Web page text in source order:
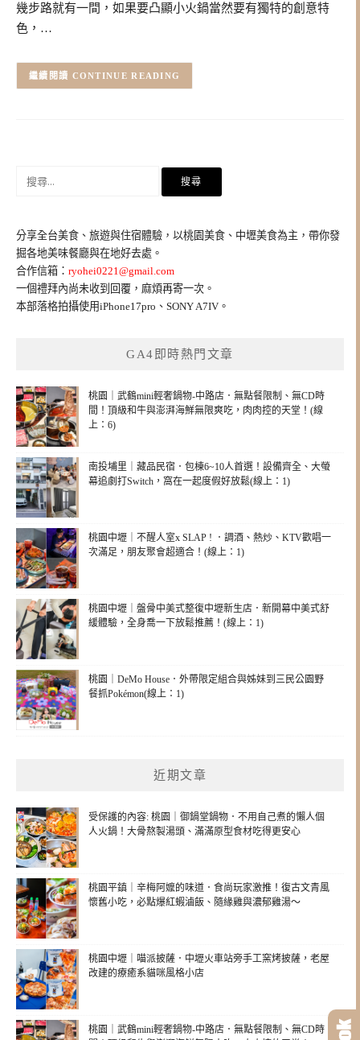
幾步路就有一間，如果要凸顯小火鍋當然要有獨特的創意特
色，…
CONTINUE READING
字:
分享全台美食、旅遊與住宿體驗，以桃園美食、中壢美食為主，帶你發
掘各地美味餐廳與在地好去處。
合作信箱： ryohei0221@gmail.com
一個禮拜內尚未收到回覆，麻煩再寄一次。
本部落格拍攝使用iPhone17pro、SONY A7IV。
GA4即時熱門文章
桃園｜武鶴mini輕奢鍋物-中路店．無點餐限制、無CD時
間！頂級和牛與澎湃海鮮無限爽吃，肉肉控的天堂！(線
上：6)
南投埔里｜藏品民宿．包棟6~10人首選！設備齊全、大螢
幕追劇打Switch，窩在一起度假好放鬆(線上：1)
桃園中壢｜不醒人室x SLAP ! ．調酒、熱炒、KTV歡唱一
次滿足，朋友聚會超適合！(線上：1)
桃園中壢｜盤骨中美式整復中壢新生店．新開幕中美式舒
緩體驗，全身喬一下放鬆推薦！(線上：1)
桃園｜DeMo House．外帶限定組合與姊妹到三民公園野
餐抓Pokémon(線上：1)
近期文章
受保護的內容: 桃園｜御鍋堂鍋物．不用自己煮的懶人個
人火鍋！大骨熬製湯頭、滿滿原型食材吃得更安心
桃園平鎮｜辛梅阿嬤的味道．食尚玩家激推！復古文青風
懷舊小吃，必點爆紅蝦滷飯、隨緣雞與濃郁雞湯～
桃園中壢｜喵派披薩．中壢火車站旁手工窯烤披薩，老屋
改建的療癒系貓咪風格小店
桃園｜武鶴mini輕奢鍋物-中路店．無點餐限制、無CD時